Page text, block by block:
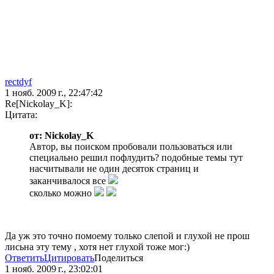
rectdyf
1 нояб. 2009 г., 22:47:42
Re[Nickolay_K]:
Цитата:
от: Nickolay_K
Автор, вы поиском пробовали пользоваться или
специально решил пофлудить? подобные темы тут
насчитывали не один десяток страниц и
заканчивалося все
сколько можно
Да уж это точно помоему только слепой и глухой не прош
лисьна эту тему , хотя нет глухой тоже мог:)
ОтветитьЦитироватьПоделиться
1 нояб. 2009 г., 23:02:01